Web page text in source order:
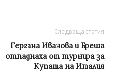
Следваща статия
Гергана Иванова и Бреша
отпаднаха от турнира за
Купата на Италия